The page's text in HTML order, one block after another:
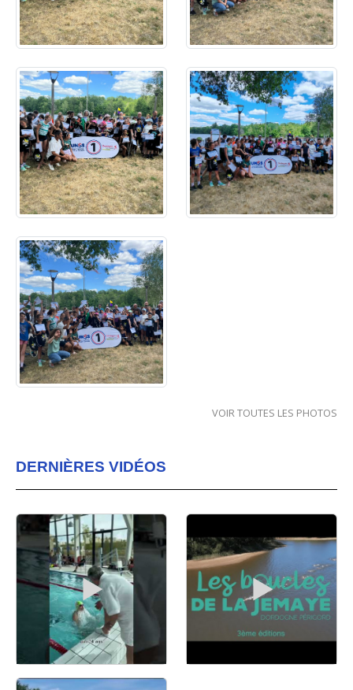
VOIR TOUTES LES PHOTOS
DERNIÈRES VIDÉOS